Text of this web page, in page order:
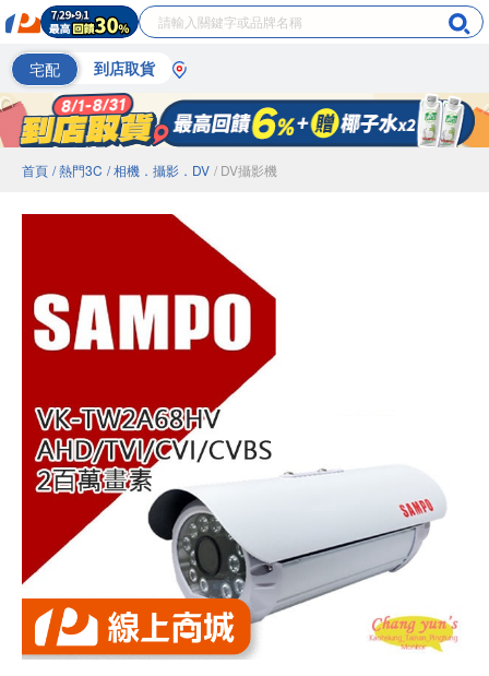
宅配 到店取貨
首頁 / 熱門3C / 相機．攝影．DV / DV攝影機